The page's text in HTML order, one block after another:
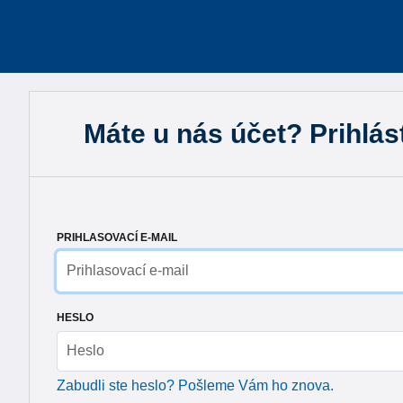
Máte u nás účet?
PRIHLASOVACÍ E-MAIL
HESLO
Zabudli ste heslo? Pošleme Vám ho znova.